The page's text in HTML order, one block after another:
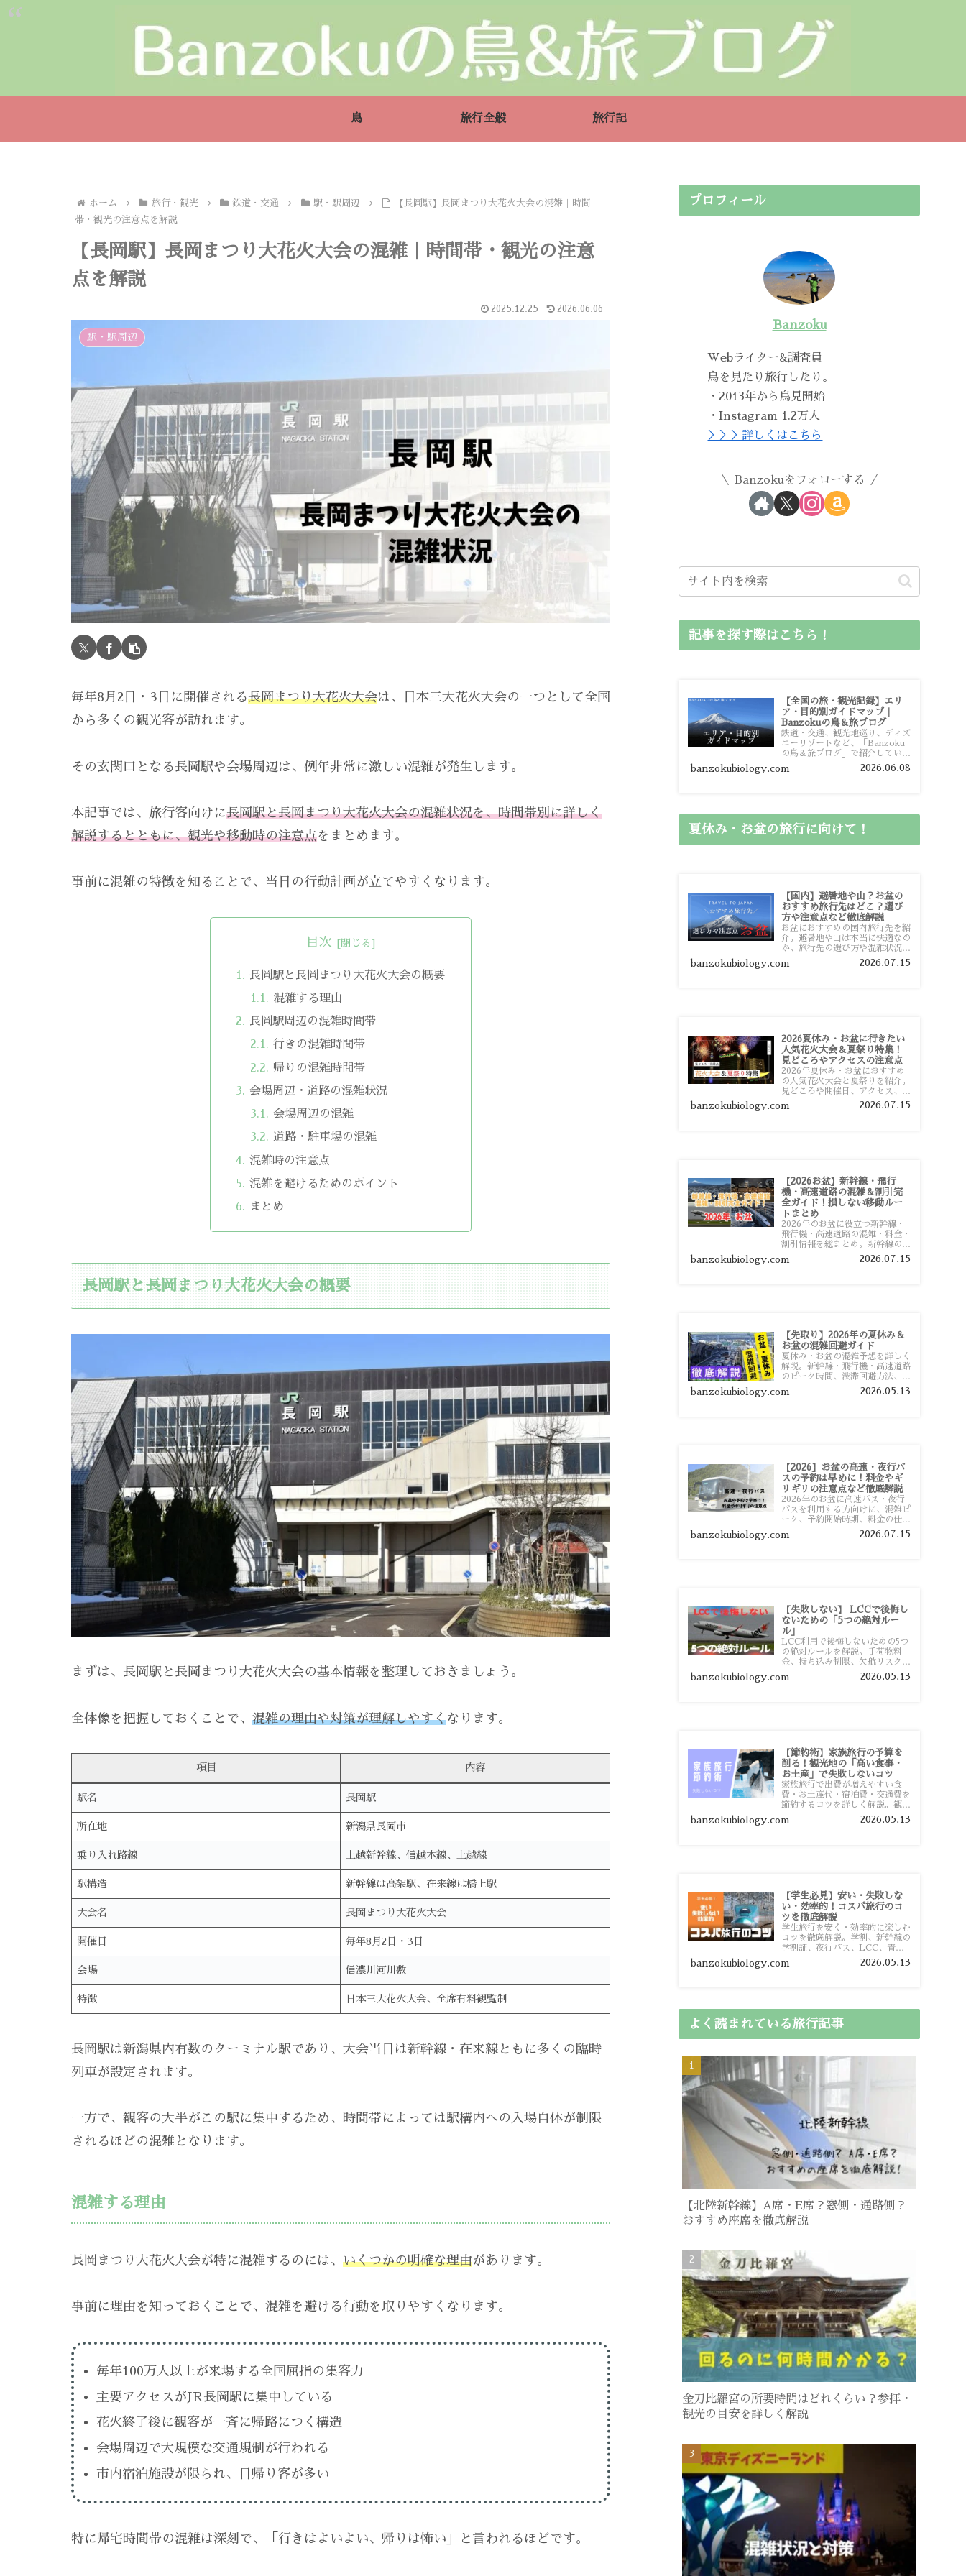
鳥 旅行全般 旅行記
ホーム 旅行・観光 鉄道・交通 駅・駅周辺
【長岡駅】長岡まつり大花火大会の混雑｜時間
帯・観光の注意点を解説
【長岡駅】長岡まつり大花火大会の混雑｜時間帯・観光の注意
点を解説
2025.12.25 2026.06.06
駅・駅周辺
毎年8月2日・3日に開催される長岡まつり大花火大会は、日本三大花火大会の一つとして全国
から多くの観光客が訪れます。
その玄関口となる長岡駅や会場周辺は、例年非常に激しい混雑が発生します。
本記事では、旅行客向けに長岡駅と長岡まつり大花火大会の混雑状況を、時間帯別に詳しく
解説するとともに、観光や移動時の注意点をまとめます。
事前に混雑の特徴を知ることで、当日の行動計画が立てやすくなります。
目次
長岡駅と長岡まつり大花火大会の概要
混雑する理由
長岡駅周辺の混雑時間帯
行きの混雑時間帯
帰りの混雑時間帯
会場周辺・道路の混雑状況
会場周辺の混雑
道路・駐車場の混雑
混雑時の注意点
混雑を避けるためのポイント
まとめ
長岡駅と長岡まつり大花火大会の概要
まずは、長岡駅と長岡まつり大花火大会の基本情報を整理しておきましょう。
全体像を把握しておくことで、 混雑の理由や対策が理解しやすくなります。
項目 内容
駅名 長岡駅
所在地 新潟県長岡市
乗り入れ路線 上越新幹線、信越本線、上越線
駅構造 新幹線は高架駅、在来線は橋上駅
大会名 長岡まつり大花火大会
開催日 毎年8月2日・3日
会場 信濃川河川敷
特徴 日本三大花火大会、全席有料観覧制
長岡駅は新潟県内有数のターミナル駅であり、大会当日は新幹線・在来線ともに多くの臨時
列車が設定されます。
一方で、観客の大半がこの駅に集中するため、時間帯によっては駅構内への入場自体が制限
されるほどの混雑となります。
混雑する理由
長岡まつり大花火大会が特に混雑するのには、 いくつかの明確な理由があります。
事前に理由を知っておくことで、混雑を避ける行動を取りやすくなります。
毎年100万人以上が来場する全国屈指の集客力
主要アクセスがJR長岡駅に集中している
花火終了後に観客が一斉に帰路につく構造
会場周辺で大規模な交通規制が行われる
市内宿泊施設が限られ、日帰り客が多い
特に帰宅時間帯の混雑は深刻で、「行きはよいよい、帰りは怖い」と言われるほどです。
プロフィール
Banzoku
Webライター&調査員
鳥を見たり旅行したり。
・2013年から鳥見開始
・Instagram 1.2万人
＞＞＞詳しくはこちら
Banzokuをフォローする
記事を探す際はこちら！
【全国の旅・観光記録】エリ
ア・目的別ガイドマップ｜
Banzokuの鳥＆旅ブログ
鉄道・交通、観光地巡り、ディズ
ニーリゾートなど、「Banzoku
の鳥＆旅ブログ」で紹介している
全国の旅行・観光記録をエリアや
目的別に整理しました。あなたが
banzokubiology.com 2026.06.08
夏休み・お盆の旅行に向けて！
【国内】避暑地や山？お盆の
おすすめ旅行先はどこ？選び
方や注意点など徹底解説
お盆におすすめの国内旅行先を紹
介。避暑地や山は本当に快適なの
か、旅行先の選び方や混雑状況、
注意点、比較的混雑を避けやすい
おすすめスポットまで旅行前に役
banzokubiology.com 2026.07.15
2026夏休み・お盆に行きたい
人気花火大会＆夏祭り特集！
見どころやアクセスの注意点
2026年夏休み・お盆におすすめ
の人気花火大会と夏祭りを紹介。
見どころや開催日、アクセス、混
雑対策、旅行前に知っておきたい
注意点をわかりやすく解説しま
banzokubiology.com 2026.07.15
【2026お盆】新幹線・飛行
機・高速道路の混雑＆割引完
全ガイド！損しない移動ルー
トまとめ
2026年のお盆に役立つ新幹線・
飛行機・高速道路の混雑・料金・
割引情報を総まとめ。新幹線の予
約や最繁忙期料金、飛行機を安く
予約するコツ、高速道路の休日割
banzokubiology.com 2026.07.15
【先取り】2026年の夏休み＆
お盆の混雑回避ガイド
夏休み・お盆の混雑予想を詳しく
解説。新幹線・飛行機・高速道路
のピーク時間、渋滞回避方法、混
雑しやすい観光地、交通手段別の
特徴まで旅行者向けに分かりやす
banzokubiology.com 2026.05.13
【2026】お盆の高速・夜行バ
スの予約は早めに！料金やギ
リギリの注意点など徹底解説
2026年のお盆に高速バス・夜行
バスを利用する方向けに、混雑ピ
ーク、予約開始時期、料金の仕組
み、キャンセル待ちのコツ、直前
予約の注意点まで詳しく解説しま
banzokubiology.com 2026.07.15
【失敗しない】 LCCで後悔し
ないための「5つの絶対ルー
ル」
LCC利用で後悔しないための5つ
の絶対ルールを解説。手荷物料
金、持ち込み制限、欠航リスク、
時間厳守など、格安航空会社を利
用する前に知っておきたい注意点
banzokubiology.com 2026.05.13
【節約術】家族旅行の予算を
削る！観光地の「高い食事・
お土産」で失敗しないコツ
家族旅行で出費が増えやすい食
費・お土産代・宿泊費・交通費を
節約するコツを詳しく解説。観光
地価格を避ける方法や、早割・ス
ーパー活用術、予算管理のポイン
banzokubiology.com 2026.05.13
【学生必見】安い・失敗しな
い・効率的！コスパ旅行のコ
ツを徹底解説
学生旅行を安く・効率的に楽しむ
コツを徹底解説。学割、新幹線の
学割証、夜行バス、LCC、青春
18きっぷ、レンタカー割り勘な
ど、学生向けの節約旅行術を詳し
banzokubiology.com 2026.05.13
よく読まれている旅行記事
【北陸新幹線】A席・E席？窓側・通路側？
おすすめ座席を徹底解説
金刀比羅宮の所要時間はどれくらい？参拝・
観光の目安を詳しく解説